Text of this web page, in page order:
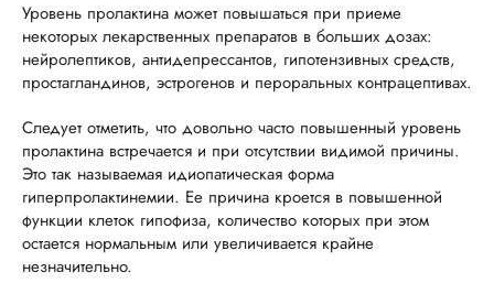
Уровень пролактина может повышаться при приеме
некоторых лекарственных препаратов в больших дозах:
нейролептиков, антидепрессантов, гипотензивных средств,
простагландинов, эстрогенов и пероральных контрацептивах.
Следует отметить, что довольно часто повышенный уровень
пролактина встречается и при отсутствии видимой причины.
Это так называемая идиопатическая форма
гиперпролактинемии. Ее причина кроется в повышенной
функции клеток гипофиза, количество которых при этом
остается нормальным или увеличивается крайне
незначительно.